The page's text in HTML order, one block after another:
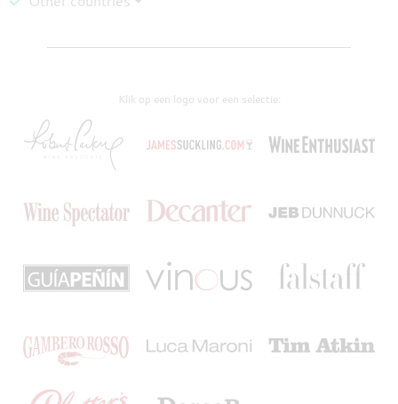
Klik op een logo voor een selectie: